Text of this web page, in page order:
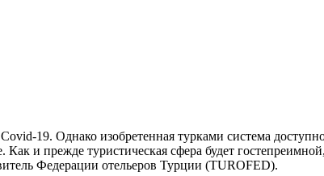
19. Однако изобретенная турками система
и прежде туристическая сфера будет
Федерации отельеров Турции (TUROFED).